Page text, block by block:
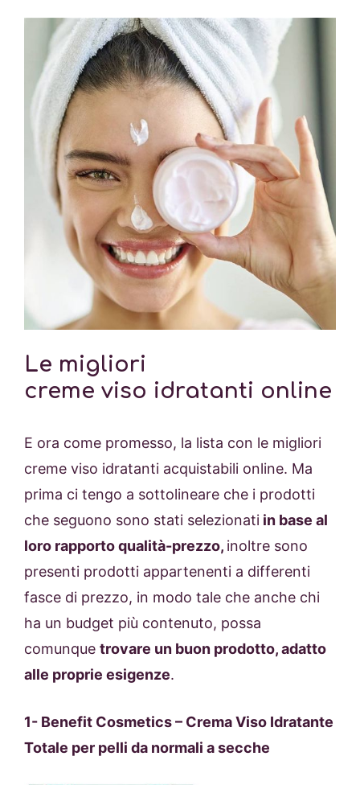
Le migliori
creme viso idratanti online
E ora come promesso, la lista con le migliori
creme viso idratanti acquistabili online. Ma
prima ci tengo a sottolineare che i prodotti
che seguono sono stati selezionati in base al
loro rapporto qualità-prezzo, inoltre sono
presenti prodotti appartenenti a differenti
fasce di prezzo, in modo tale che anche chi
ha un budget più contenuto, possa
comunque trovare un buon prodotto, adatto
alle proprie esigenze.
1- Benefit Cosmetics – Crema Viso Idratante
Totale per pelli da normali a secche